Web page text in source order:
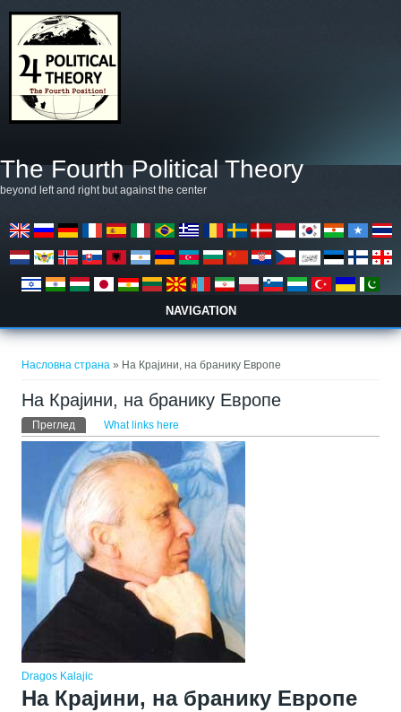
The Fourth Political Theory
beyond left and right but against the center
NAVIGATION
Насловна страна » На Крајини, на бранику Европе
На Крајини, на бранику Европе
Примарни табови
Преглед (active tab)What links here
Dragos Kalajic
На Крајини, на бранику Европе